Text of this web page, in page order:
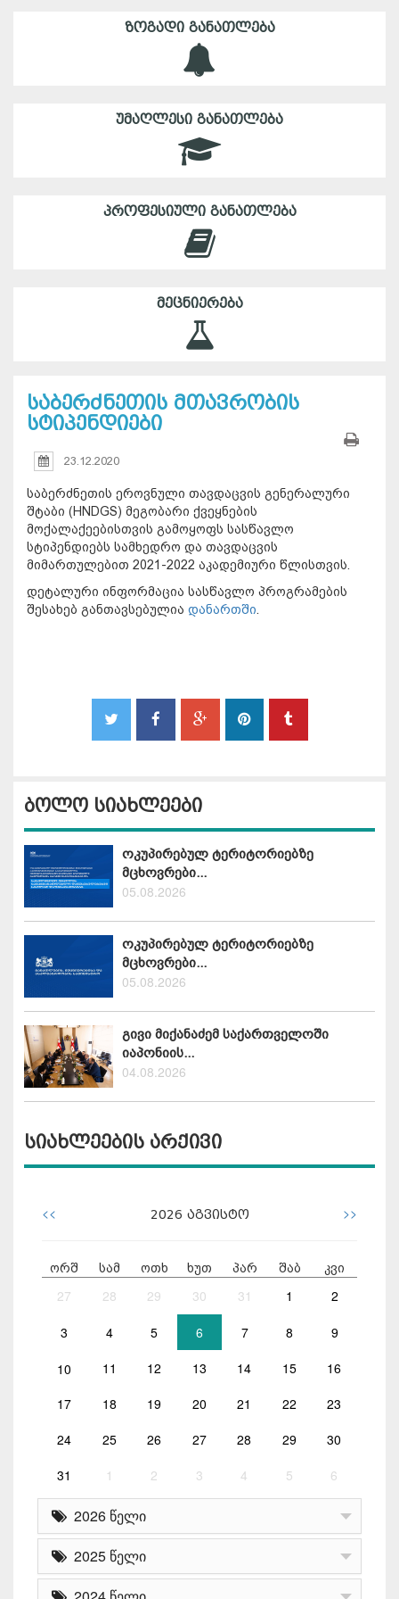
ᲖᲝᲒᲐᲓᲘ ᲒᲐᲜᲐᲗᲚᲔᲑᲐ
ᲣᲛᲐᲦᲚᲔᲡᲘ ᲒᲐᲜᲐᲗᲚᲔᲑᲐ
ᲞᲠᲝᲤᲔᲡᲘᲣᲚᲘ ᲒᲐᲜᲐᲗᲚᲔᲑᲐ
ᲛᲔᲪᲜᲘᲔᲠᲔᲑᲐ
საბერძნეთის მთავრობის
სტიპენდიები
23.12.2020
საბერძნეთის ეროვნული თავდაცვის გენერალური
შტაბი (HNDGS) მეგობარი ქვეყნების
მოქალაქეებისთვის გამოყოფს სასწავლო
სტიპენდიებს სამხედრო და თავდაცვის
მიმართულებით 2021-2022 აკადემიური წლისთვის.
დეტალური ინფორმაცია სასწავლო პროგრამების
შესახებ განთავსებულია დანართში.
ბოლო სიახლეები
ოკუპირებულ ტერიტორიებზე
მცხოვრები...
05.08.2026
ოკუპირებულ ტერიტორიებზე
მცხოვრები...
05.08.2026
გივი მიქანაძემ საქართველოში
იაპონიის...
04.08.2026
სიახლეების არქივი
<< 2026 აგვისტო >>
ორშ სამ ოთხ ხუთ პარ შაბ კვი
27 28 29 30 31 1 2
3 4 5 6 7 8 9
10 11 12 13 14 15 16
17 18 19 20 21 22 23
24 25 26 27 28 29 30
31 1 2 3 4 5 6
2026 წელი
2025 წელი